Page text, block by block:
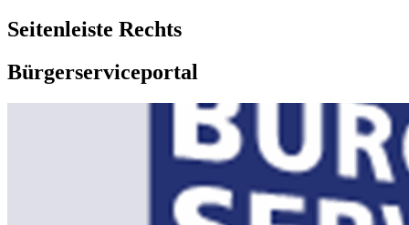
Seitenleiste Rechts
Bürgerserviceportal